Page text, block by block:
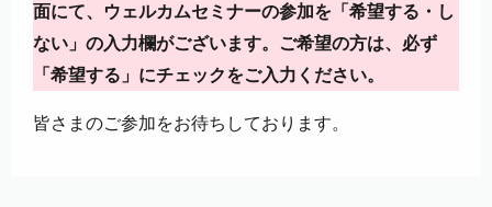
面にて、ウェルカムセミナーの参加を「希望する・し
ない」の入力欄がございます。ご希望の方は、必ず
「希望する」にチェックをご入力ください。
皆さまのご参加をお待ちしております。